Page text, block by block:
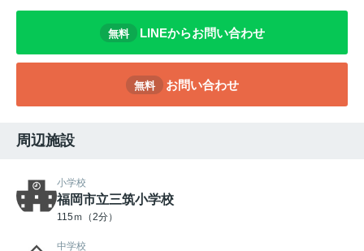
無料 LINEからお問い合わせ
無料 お問い合わせ
周辺施設
小学校
福岡市立三筑小学校
115ｍ（2分）
中学校